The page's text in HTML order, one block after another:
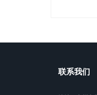
联系我们